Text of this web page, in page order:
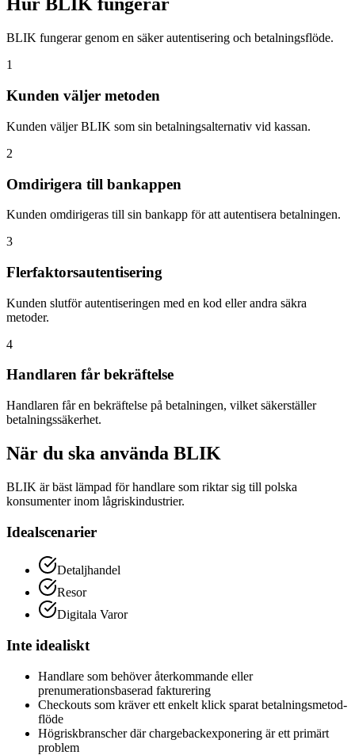
Hur BLIK fungerar
BLIK fungerar genom en säker autentisering och betalningsflöde.
1
Kunden väljer metoden
Kunden väljer BLIK som sin betalningsalternativ vid kassan.
2
Omdirigera till bankappen
Kunden omdirigeras till sin bankapp för att autentisera betalningen.
3
Flerfaktorsautentisering
Kunden slutför autentiseringen med en kod eller andra säkra
metoder.
4
Handlaren får bekräftelse
Handlaren får en bekräftelse på betalningen, vilket säkerställer
betalningssäkerhet.
När du ska använda BLIK
BLIK är bäst lämpad för handlare som riktar sig till polska
konsumenter inom lågriskindustrier.
Idealscenarier
Detaljhandel
Resor
Digitala Varor
Inte idealiskt
Handlare som behöver återkommande eller
prenumerationsbaserad fakturering
Checkouts som kräver ett enkelt klick sparat betalningsmetod-
flöde
Högriskbranscher där chargebackexponering är ett primärt
problem